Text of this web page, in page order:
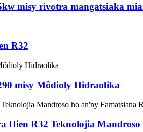
misy rivotra mangatsiaka
R32
misy Môdioly Hidraolika
Hien R32 Teknolojia